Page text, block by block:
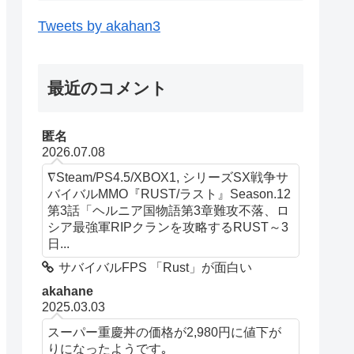
Tweets by akahan3
最近のコメント
匿名
2026.07.08
∇Steam/PS4.5/XBOX1, シリーズSX戦争サ
バイバルMMO『RUST/ラスト』Season.12
第3話「ヘルニア国物語第3章難攻不落、ロ
シア最強軍RIPクランを攻略するRUST～3
日...
サバイバルFPS 「Rust」が面白い
akahane
2025.03.03
スーパー重慶丼の価格が2,980円に値下が
りになったようです｡